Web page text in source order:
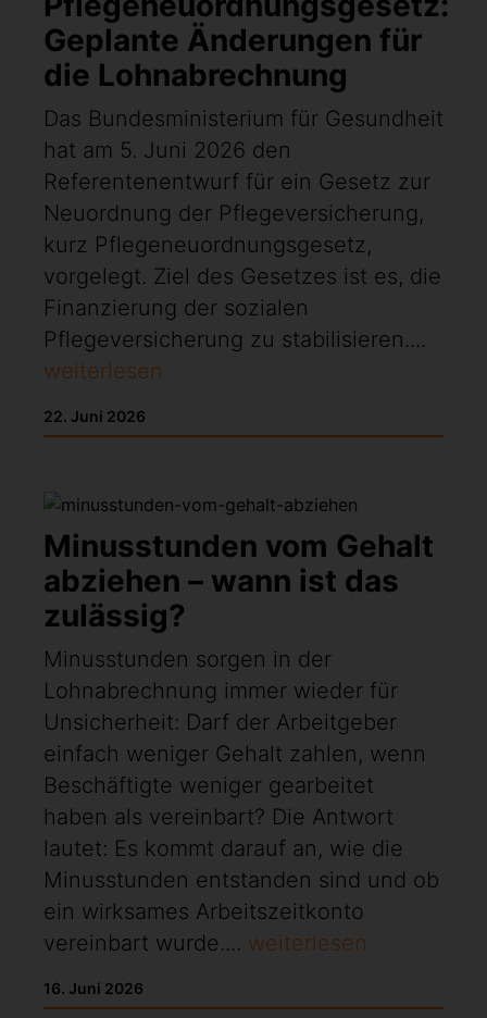
Geplante Änderungen für
die Lohnabrechnung
Das Bundesministerium für Gesundheit
hat am 5. Juni 2026 den
Referentenentwurf für ein Gesetz zur
Neuordnung der Pflegeversicherung,
kurz Pflegeneuordnungsgesetz,
vorgelegt. Ziel des Gesetzes ist es, die
Finanzierung der sozialen
Pflegeversicherung zu stabilisieren....
weiterlesen
22. Juni 2026
Minusstunden vom Gehalt
abziehen – wann ist das
zulässig?
Minusstunden sorgen in der
Lohnabrechnung immer wieder für
Unsicherheit: Darf der Arbeitgeber
einfach weniger Gehalt zahlen, wenn
Beschäftigte weniger gearbeitet
haben als vereinbart? Die Antwort
lautet: Es kommt darauf an, wie die
Minusstunden entstanden sind und ob
ein wirksames Arbeitszeitkonto
vereinbart wurde.... weiterlesen
16. Juni 2026